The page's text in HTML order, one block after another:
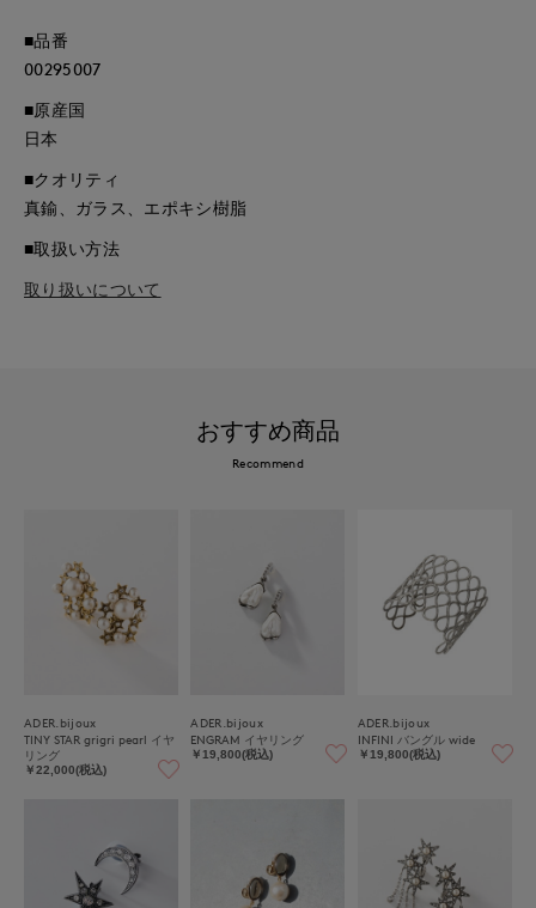
■品番
00295007
■原産国
日本
■クオリティ
真鍮、ガラス、エポキシ樹脂
■取扱い方法
取り扱いについて
おすすめ商品
Recommend
ADER.bijoux
TINY STAR grigri pearl イヤ
リング
￥22,000(税込)
ADER.bijoux
ENGRAM イヤリング
￥19,800(税込)
ADER.bijoux
INFINI バングル wide
￥19,800(税込)